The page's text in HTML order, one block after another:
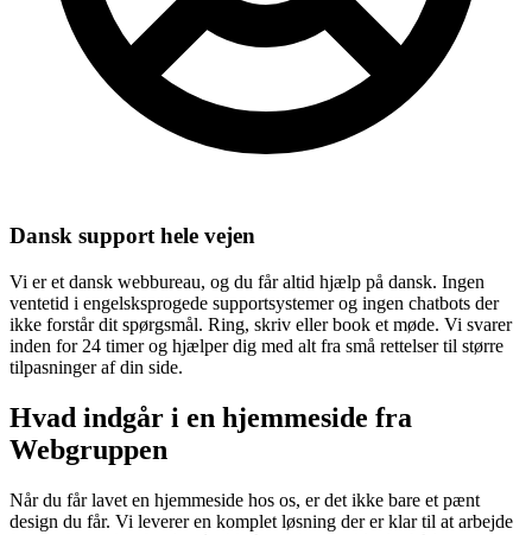
Dansk support hele vejen
Vi er et dansk webbureau, og du får altid hjælp på dansk. Ingen
ventetid i engelsksprogede supportsystemer og ingen chatbots der
ikke forstår dit spørgsmål. Ring, skriv eller book et møde. Vi svarer
inden for 24 timer og hjælper dig med alt fra små rettelser til større
tilpasninger af din side.
Hvad indgår i en hjemmeside fra
Webgruppen
Når du får lavet en hjemmeside hos os, er det ikke bare et pænt
design du får. Vi leverer en komplet løsning der er klar til at arbejde